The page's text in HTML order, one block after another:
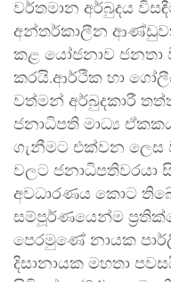
වර්තමාන අර්බුදය
අන්තර්කාලීන
කළ යෝජනාව ජනතා
කරයි.ආර්ථික හා
වත්මන් අර්බුදකාරී
ජනාධිපති මාධ්‍ය
ගැනීමට එක්වන ලෙස
වලට ජනාධිපතිවරයා
අවධාරණය කොට
සම්පූර්ණයෙන්ම
පෙරමුණේ නායක
දිසානායක මහතා